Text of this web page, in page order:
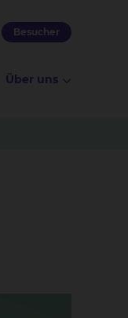
Besucher
Über uns